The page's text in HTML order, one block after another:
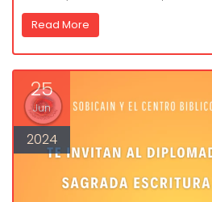
Read More
25
Jun
2024